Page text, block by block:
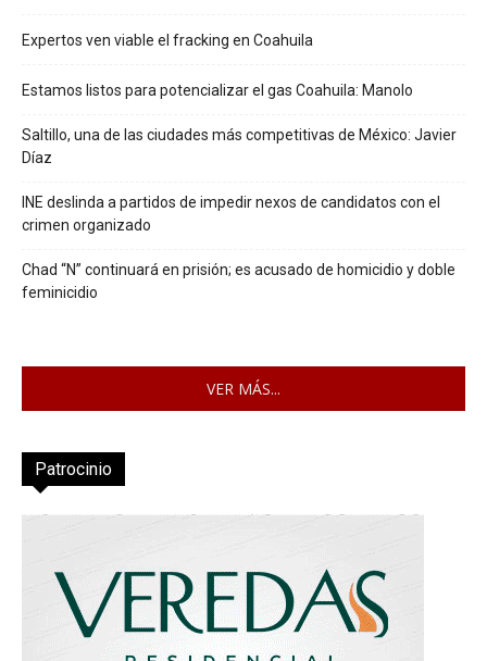
Expertos ven viable el fracking en Coahuila
Estamos listos para potencializar el gas Coahuila: Manolo
Saltillo, una de las ciudades más competitivas de México: Javier
Díaz
INE deslinda a partidos de impedir nexos de candidatos con el
crimen organizado
Chad “N” continuará en prisión; es acusado de homicidio y doble
feminicidio
VER MÁS...
Patrocinio